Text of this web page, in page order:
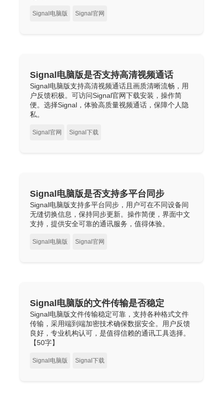
Signal电脑版 Signal官网
Signal电脑版是否支持高清视频通话
Signal电脑版支持高清视频通话且画质清晰流畅，用
户反馈积极。可访问Signal官网下载安装，操作简
便。选择Signal，体验高质量视频通话，保障个人隐
私。
Signal官网 Signal下载
Signal电脑版是否支持多平台同步
Signal电脑版支持多平台同步，用户可在不同设备间
无缝切换信息，保持同步更新。操作简便，界面中文
支持，提供安全可靠的通讯服务，值得体验。
Signal电脑版 Signal官网
Signal电脑版的文件传输是否稳定
Signal电脑版文件传输稳定可靠，支持各种格式文件
传输，采用端到端加密技术确保数据安全。用户反馈
良好，专业机构认可，是值得信赖的通讯工具选择。
【50字】
Signal电脑版 Signal下载